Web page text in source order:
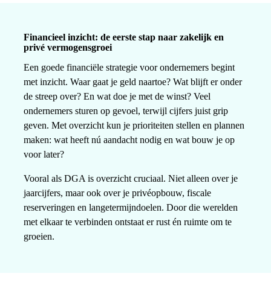
Financieel inzicht: de eerste stap naar zakelijk en
privé vermogensgroei
Een goede financiële strategie voor ondernemers begint
met inzicht. Waar gaat je geld naartoe? Wat blijft er onder
de streep over? En wat doe je met de winst? Veel
ondernemers sturen op gevoel, terwijl cijfers juist grip
geven. Met overzicht kun je prioriteiten stellen en plannen
maken: wat heeft nú aandacht nodig en wat bouw je op
voor later?
Vooral als DGA is overzicht cruciaal. Niet alleen over je
jaarcijfers, maar ook over je privéopbouw, fiscale
reserveringen en langetermijndoelen. Door die werelden
met elkaar te verbinden ontstaat er rust én ruimte om te
groeien.